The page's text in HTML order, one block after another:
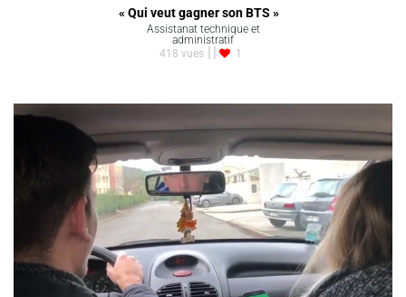
« Qui veut gagner son BTS »
Assistanat technique et
administratif
418 vues
1